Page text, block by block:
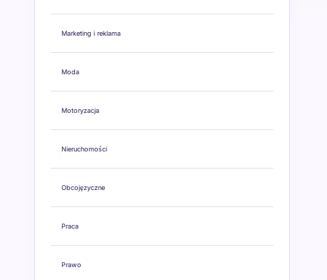
Marketing i reklama
Moda
Motoryzacja
Nieruchomości
Obcojęzyczne
Praca
Prawo